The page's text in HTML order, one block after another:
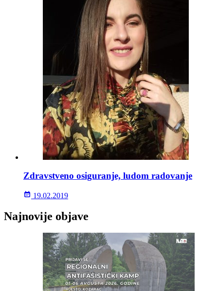
Zdravstveno osiguranje, ludom radovanje
19.02.2019
Najnovije objave